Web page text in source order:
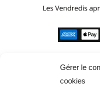
Gérer le
cookies